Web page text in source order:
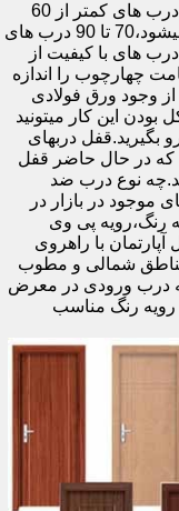
اولین راه وزن درب هست که به صورت کلی درب های کمتر از 60
کیلوگرم جزء درب های بی کیفیت محسوب میشود،70 تا 90 درب های
جزء درب های با کیفیت از
چهارچوب را اندازه
از وجود ورق فولادی
این کار میتونید
بگیرید.قفل دربهای
که در حال حاضر قفل
نوع درب ضد
در بازار در
رنگ،رویه پی وی
با راهروی
مناطق شمالی و مطوب
درب ورودی در معرض
رنگ مناسب